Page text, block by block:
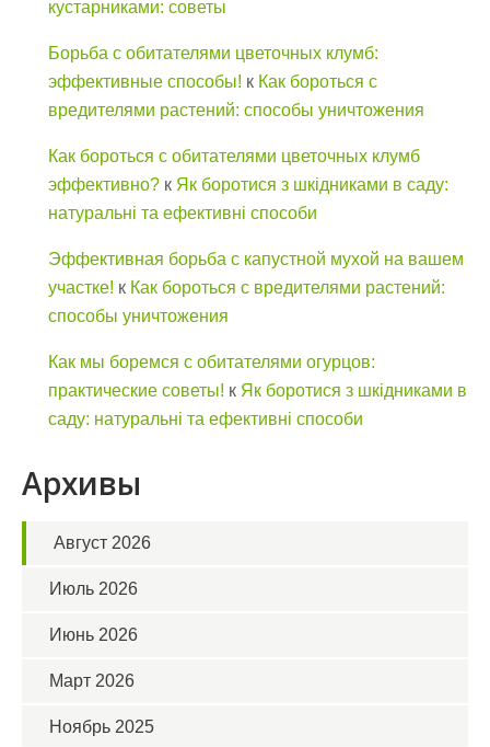
кустарниками: советы
Борьба с обитателями цветочных клумб:
эффективные способы! к Как бороться с
вредителями растений: способы уничтожения
Как бороться с обитателями цветочных клумб
эффективно? к Як боротися з шкідниками в саду:
натуральні та ефективні способи
Эффективная борьба с капустной мухой на вашем
участке! к Как бороться с вредителями растений:
способы уничтожения
Как мы боремся с обитателями огурцов:
практические советы! к Як боротися з шкідниками в
саду: натуральні та ефективні способи
Архивы
Август 2026
Июль 2026
Июнь 2026
Март 2026
Ноябрь 2025